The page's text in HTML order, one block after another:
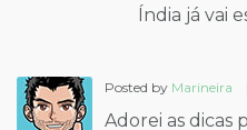
Índia já vai
Posted by Marineira
Adorei as dicas